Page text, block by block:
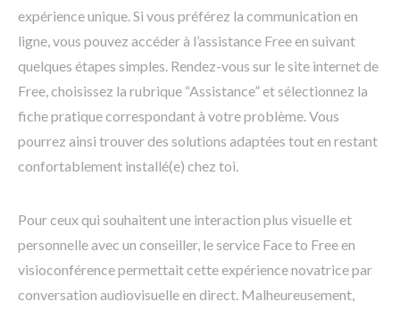
expérience unique. Si vous préférez la communication en
ligne, vous pouvez accéder à l’assistance Free en suivant
quelques étapes simples. Rendez-vous sur le site internet de
Free, choisissez la rubrique “Assistance” et sélectionnez la
fiche pratique correspondant à votre problème. Vous
pourrez ainsi trouver des solutions adaptées tout en restant
confortablement installé(e) chez toi.
Pour ceux qui souhaitent une interaction plus visuelle et
personnelle avec un conseiller, le service Face to Free en
visioconférence permettait cette expérience novatrice par
conversation audiovisuelle en direct. Malheureusement,